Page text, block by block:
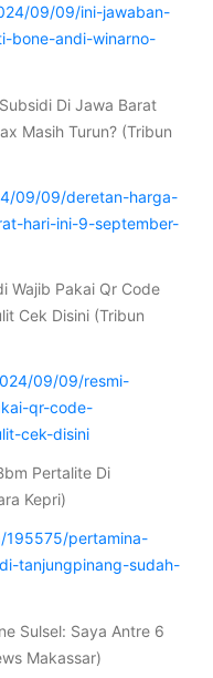
09/09/ini-jawaban-
bone-andi-winarno-
Di Jawa Barat
Masih Turun? (Tribun
09/09/deretan-harga-
hari-ini-9-september-
Wajib Pakai Qr Code
Cek Disini (Tribun
09/09/resmi-
qr-code-
cek-disini
Pertalite Di
Kepri)
195575/pertamina-
tanjungpinang-sudah-
Sulsel: Saya Antre 6
Makassar)